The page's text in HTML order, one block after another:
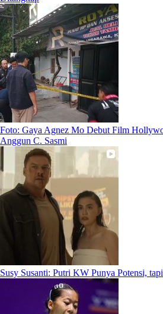
Foto: Gaya Agnez Mo Debut Film
Anggun C. Sasmi
Susy Susanti: Putri KW Punya Potensi,